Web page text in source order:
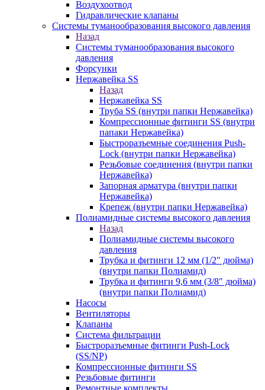
Воздухоотвод
Гидравлические клапаны
Системы туманообразования высокого давления
Назад
Системы туманообразования высокого
давления
Форсунки
Нержавейка SS
Назад
Нержавейка SS
Труба SS (внутри папки Нержавейка)
Компрессионные фитинги SS (внутри
папаки Нержавейка)
Быстроразъемные соединения Push-
Lock (внутри папки Нержавейка)
Резьбовые соединения (внутри папки
Нержавейка)
Запорная арматура (внутри папки
Нержавейка)
Крепеж (внутри папки Нержавейка)
Полиамидные системы высокого давления
Назад
Полиамидные системы высокого
давления
Трубка и фитинги 12 мм (1/2" дюйма)
(внутри папки Полиамид)
Трубка и фитинги 9,6 мм (3/8" дюйма)
(внутри папки Полиамид)
Насосы
Вентиляторы
Клапаны
Система фильтрации
Быстроразъемные фитинги Push-Lock
(SS/NP)
Компрессионные фитинги SS
Резьбовые фитинги
Ремонтные комплекты